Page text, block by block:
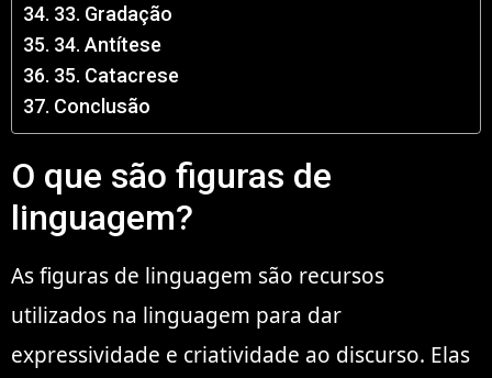
33. Gradação
34. Antítese
35. Catacrese
Conclusão
O que são figuras de
linguagem?
As figuras de linguagem são recursos
utilizados na linguagem para dar
expressividade e criatividade ao discurso. Elas